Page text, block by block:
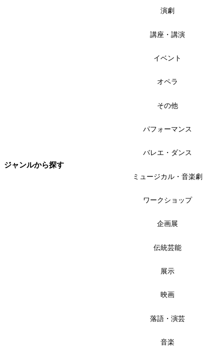
ジャンルから探す
演劇
講座・講演
イベント
オペラ
その他
パフォーマンス
バレエ・ダンス
ミュージカル・音楽劇
ワークショップ
企画展
伝統芸能
展示
映画
落語・演芸
音楽